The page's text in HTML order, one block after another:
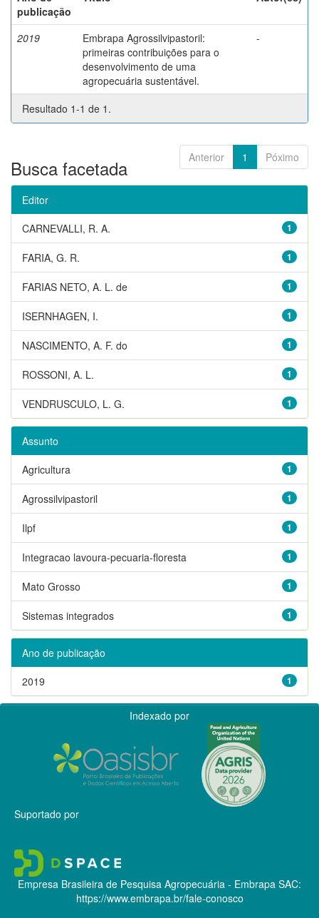
publicação
2019
Embrapa Agrossilvipastoril:
primeiras contribuições para o
desenvolvimento de uma
agropecuária sustentável.
-
Resultado 1-1 de 1.
Anterior 1 Póximo
Busca facetada
Editor
1
CARNEVALLI, R. A.
1
FARIA, G. R.
1
FARIAS NETO, A. L. de
1
ISERNHAGEN, I.
1
NASCIMENTO, A. F. do
1
ROSSONI, A. L.
1
VENDRUSCULO, L. G.
Assunto
1
Agricultura
1
Agrossilvipastoril
1
Ilpf
1
Integracao lavoura-pecuaria-floresta
1
Mato Grosso
1
Sistemas integrados
Ano de publicação
1
2019
Indexado por
Suportado por
Empresa Brasileira de Pesquisa Agropecuária - Embrapa SAC:
https://www.embrapa.br/fale-conosco